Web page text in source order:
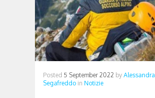
Posted 5 September 2022 by Alessandra
Segafreddo in Notizie